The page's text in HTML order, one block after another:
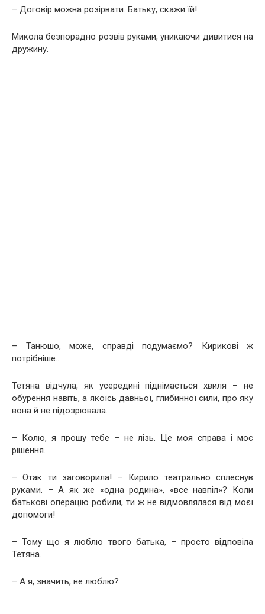
– Договір можна розірвати. Батьку, скажи їй!
Микола безпорадно розвів руками, уникаючи дивитися на
дружину.
– Танюшо, може, справді подумаємо? Кирикові ж
потрібніше…
Тетяна відчула, як усередині піднімається хвиля – не
обурення навіть, а якоїсь давньої, глибинної сили, про яку
вона й не підозрювала.
– Колю, я прошу тебе – не лізь. Це моя справа і моє
рішення.
– Отак ти заговорила! – Кирило театрально сплеснув
руками. – А як же «одна родина», «все навпіл»? Коли
батькові операцію робили, ти ж не відмовлялася від моєї
допомоги!
– Тому що я люблю твого батька, – просто відповіла
Тетяна.
– А я, значить, не люблю?